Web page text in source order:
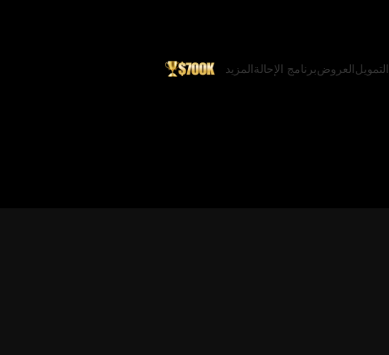
التمويلالعروضبرنامج الإحالةالمزيد